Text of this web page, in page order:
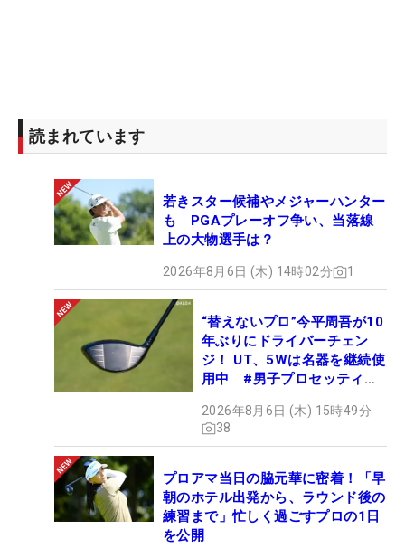
読まれています
若きスター候補やメジャーハンター
も PGAプレーオフ争い、当落線
上の大物選手は？
2026年8月6日 (木) 14時02分 1
“替えないプロ”今平周吾が10
年ぶりにドライバーチェン
ジ！ UT、5Wは名器を継続使
用中 #男子プロセッティン
2026年8月6日 (木) 15時49分
38
プロアマ当日の脇元華に密着！「早
朝のホテル出発から、ラウンド後の
練習まで」忙しく過ごすプロの1日
を公開